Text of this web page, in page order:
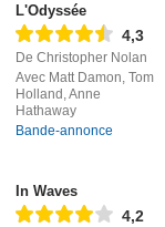
L'Odyssée
4,3
De Christopher Nolan
Avec Matt Damon, Tom
Holland, Anne
Hathaway
Bande-annonce
In Waves
4,2